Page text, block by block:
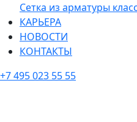
Сетка из арматуры
КАРЬЕРА
НОВОСТИ
КОНТАКТЫ
+7 495 023 55 55